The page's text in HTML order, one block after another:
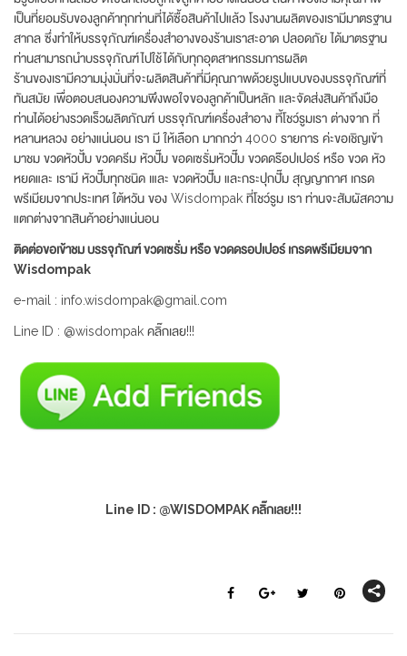
เป็นที่ยอมรับของลูกค้าทุกท่านที่ได้ซื้อสินค้าไปแล้ว โรงงานผลิตของเรามีมาตรฐาน
สากล ซึ่งทำให้บรรจุภัณฑ์เครื่องสำอางของร้านเราสะอาด ปลอดภัย ได้มาตรฐาน
ท่านสามารถนำบรรจุภัณฑ์ไปใช้ได้กับทุกอุตสาหกรรมการผลิต
ร้านของเรามีความมุ่งมั่นที่จะผลิตสินค้าที่มีคุณภาพด้วยรูปแบบของบรรจุภัณฑ์ที่
ทันสมัย เพื่อตอบสนองความพึงพอใจของลูกค้าเป็นหลัก และจัดส่งสินค้าถึงมือ
ท่านได้อย่างรวดเร็วผลิตภัณฑ์ บรรจุภัณฑ์เครื่องสำอาง ที้โชว์รูมเรา ต่างจาก ที่
หลานหลวง อย่างแน่นอน เรา มี ให้เลือก มากกว่า 4000 รายการ ค่ะขอเชิญเข้า
มาชม ขวดหัวปั้ม ขวดครีม หัวปั๊ม ขอดเซรั่มหัวปั๊ม ขวดดร๊อปเปอร์ หรือ ขวด หัว
หยดและ เรามี หัวปั๊มทุกชนิด เและ ขวดหัวปั๊ม และกระปุกปั๊ม สุญญากาศ เกรด
พรีเมียมจากประเทศ ใต้หวัน ของ Wisdompak ที่โชว์รูม เรา ท่านจะสัมผัสความ
แตกต่างจากสินค้าอย่างแน่นอน
ติดต่อขอเข้าชม บรรจุภัณฑ์ ขวดเซรั่ม หรือ ขวดดรอปเปอร์ เกรดพรีเมียมจาก
Wisdompak
e-mail : info.wisdompak@gmail.com
Line ID : @wisdompak คลิ๊กเลย!!!
Line ID : @WISDOMPAK คลิ๊กเลย!!!